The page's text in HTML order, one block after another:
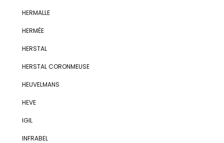
HERMALLE
HERMÉE
HERSTAL
HERSTAL CORONMEUSE
HEUVELMANS
HEVE
IGIL
INFRABEL